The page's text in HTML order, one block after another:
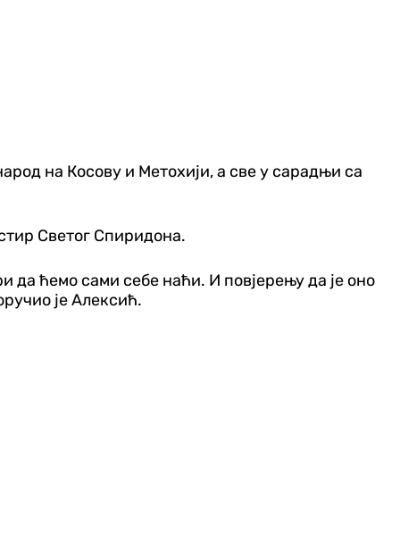
на Косову и Метохији, а све у сарадњи са
Светог Спиридона.
да ћемо сами себе наћи. И повјерењу да је оно
је Алексић.